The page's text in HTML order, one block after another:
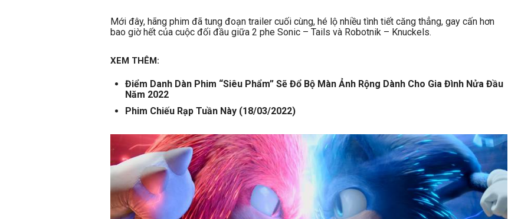
Mới đây, hãng phim đã tung đoạn trailer cuối cùng, hé lộ nhiều tình tiết căng thẳng, gay cấn hơn
bao giờ hết của cuộc đối đầu giữa 2 phe Sonic – Tails và Robotnik – Knuckels.
XEM THÊM:
Điểm Danh Dàn Phim “Siêu Phẩm” Sẽ Đổ Bộ Màn Ảnh Rộng Dành Cho Gia Đình Nửa Đầu
Năm 2022
Phim Chiếu Rạp Tuần Này (18/03/2022)